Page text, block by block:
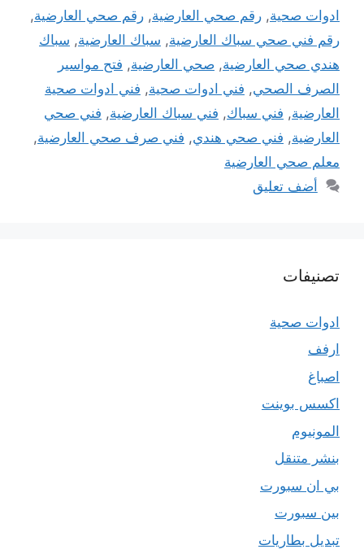
ادوات صحية, رقم صحي العارضية, رقم صحي العارضية,
رقم فني صحي سباك العارضية, سباك العارضية, سباك
هندي صحي العارضية, صحي العارضية, فتح مواسير
الصرف الصحي, فني ادوات صحية, فني ادوات صحية
العارضية, فني سباك, فني سباك العارضية, فني صحي
العارضية, فني صحي هندي, فني صرف صحي العارضية,
معلم صحي العارضية
أضف تعليق
تصنيفات
ادوات صحية
ارفف
اصباغ
اكسس بوينت
المونيوم
بنشر متنقل
بي ان سبورت
بين سبورت
تبديل بطاريات